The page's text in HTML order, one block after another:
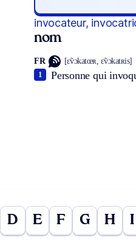
invocateur,
nom
FR [ɛ̃vɔkatœʀ, ɛ̃vɔkatʀis]
Personne qui
1
D E F G H I